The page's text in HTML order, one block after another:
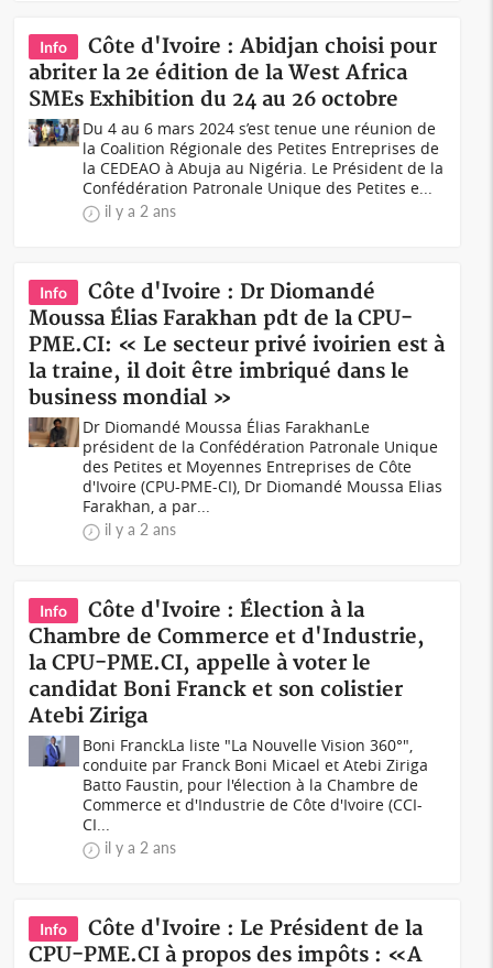
Info
Côte d'Ivoire : Abidjan choisi pour
abriter la 2e édition de la West Africa
SMEs Exhibition du 24 au 26 octobre
Du 4 au 6 mars 2024 s’est tenue une réunion de
la Coalition Régionale des Petites Entreprises de
la CEDEAO à Abuja au Nigéria. Le Président de la
Confédération Patronale Unique des Petites e...
il y a 2 ans
Info
Côte d'Ivoire : Dr Diomandé
Moussa Élias Farakhan pdt de la CPU-
PME.CI: « Le secteur privé ivoirien est à
la traine, il doit être imbriqué dans le
business mondial »
Dr Diomandé Moussa Élias FarakhanLe
président de la Confédération Patronale Unique
des Petites et Moyennes Entreprises de Côte
d'Ivoire (CPU-PME-CI), Dr Diomandé Moussa Elias
Farakhan, a par...
il y a 2 ans
Info
Côte d'Ivoire : Élection à la
Chambre de Commerce et d'Industrie,
la CPU-PME.CI, appelle à voter le
candidat Boni Franck et son colistier
Atebi Ziriga
Boni FranckLa liste "La Nouvelle Vision 360°",
conduite par Franck Boni Micael et Atebi Ziriga
Batto Faustin, pour l'élection à la Chambre de
Commerce et d'Industrie de Côte d'Ivoire (CCI-
CI...
il y a 2 ans
Info
Côte d'Ivoire : Le Président de la
CPU-PME.CI à propos des impôts : «A